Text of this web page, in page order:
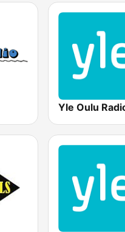
Yle Oulu